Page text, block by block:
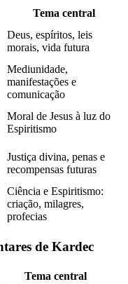
Tema central
Deus, espíritos, leis
morais, vida futura
Mediunidade,
manifestações e
comunicação
Moral de Jesus à luz do
Espiritismo
Justiça divina, penas e
recompensas futuras
Ciência e Espiritismo:
criação, milagres,
profecias
de Kardec
Tema central